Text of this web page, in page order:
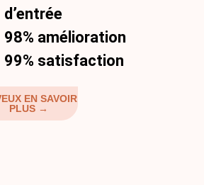
d’entrée
98% amélioration
99% satisfaction
EN SAVOIR
PLUS →